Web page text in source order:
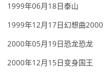
1999年06月18日泰山
1999年12月17日幻想曲2000
2000年05月19日恐龙恐龙
2000年12月15日变身国王